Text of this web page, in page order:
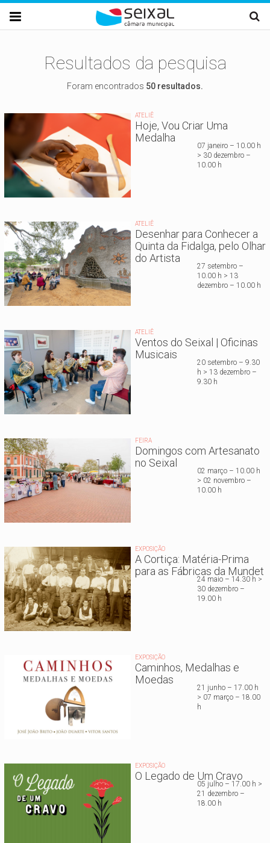
Passar para o conteúdo principal

Resultados da pesquisa
Foram encontrados 50 resultados.
ATELIÊ
Hoje, Vou Criar Uma
Medalha
07 janeiro – 10.00 h
> 30 dezembro –
10.00 h
ATELIÊ
Desenhar para Conhecer a
Quinta da Fidalga, pelo Olhar
do Artista
27 setembro –
10.00 h > 13
dezembro – 10.00 h
ATELIÊ
Ventos do Seixal | Oficinas
Musicais
20 setembro – 9.30
h > 13 dezembro –
9.30 h
FEIRA
Domingos com Artesanato
no Seixal
02 março – 10.00 h
> 02 novembro –
10.00 h
EXPOSIÇÃO
A Cortiça: Matéria-Prima
para as Fábricas da Mundet
24 maio – 14.30 h >
30 dezembro –
19.00 h
EXPOSIÇÃO
Caminhos, Medalhas e
Moedas
21 junho – 17.00 h
> 07 março – 18.00
h
EXPOSIÇÃO
O Legado de Um Cravo
05 julho – 17.00 h >
21 dezembro –
18.00 h